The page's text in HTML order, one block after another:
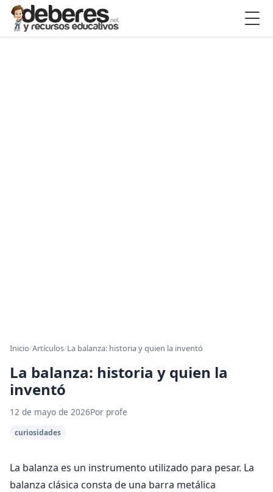
Inicio/Artículos/La balanza: historia y quien la inventó
La balanza: historia y quien la
inventó
12 de mayo de 2026Por profe
curiosidades
La balanza es un instrumento utilizado para pesar. La
balanza clásica consta de una barra metálica